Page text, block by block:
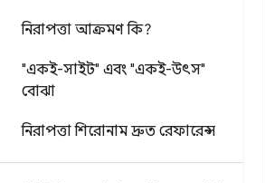
নিরাপত্তা আক্রমণ কি?
"একই-সাইট" এবং "একই-উৎস"
বোঝা
নিরাপত্তা শিরোনাম দ্রুত রেফারেন্স